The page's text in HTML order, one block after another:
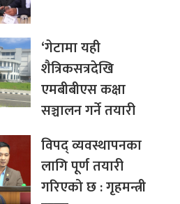
‘गेटामा यही
शैत्रिकसत्रदेखि
एमबीबीएस कक्षा
सञ्चालन गर्ने तयारी
विपद् व्यवस्थापनका
लागि पूर्ण तयारी
गरिएको छ : गृहमन्त्री